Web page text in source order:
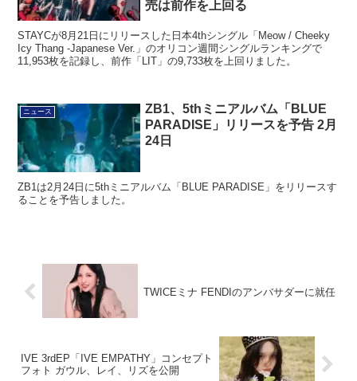
売は前作を上回る
STAYCが8月21日にリリースした日本4thシングル「Meow / Cheeky
Icy Thang -Japanese Ver.」のオリコン週間シングルランキングで
11,953枚を記録し、前作「LIT」の9,733枚を上回りました。
ニュース
ZB1、5thミニアルバム「BLUE
PARADISE」リリースを予告 2月
24日
ZB1は2月24日に5thミニアルバム「BLUE PARADISE」をリリースす
ることを予告しました。
TWICEミナ FENDIのアンバサダーに就任
IVE 3rdEP「IVE EMPATHY」コンセプト
フォト ガウル、レイ、リズを公開